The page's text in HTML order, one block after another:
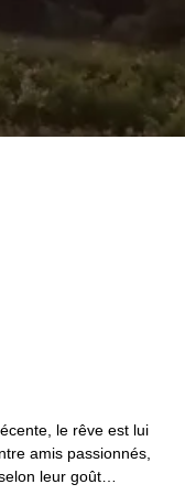
le rêve est lui
amis passionnés,
leur goût…